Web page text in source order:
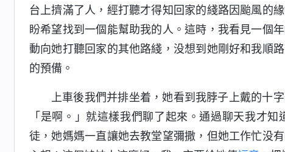
台上擠滿了人，經打聽才得知回家的綫路因颱風的
盼希望找到一個能幫助我的人。這時，我看見一個
動向她打聽回家的其他路綫，没想到她剛好和我順
的預備。
上車後我們并排坐着，她看到我脖子上戴的十
「是啊。」就這樣我們聊了起來。通過聊天我才
徒，她媽媽一直讓她去教堂望彌撒，但她工作忙没